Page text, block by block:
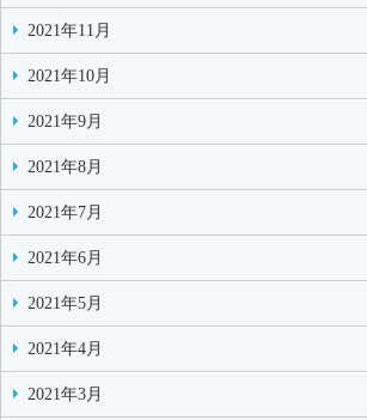
2021年11月
2021年10月
2021年9月
2021年8月
2021年7月
2021年6月
2021年5月
2021年4月
2021年3月